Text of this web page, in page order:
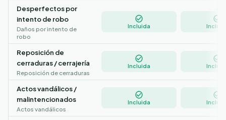
Desperfectos por
intento de robo
Daños por intento de
robo
Incluida
Reposición de
cerraduras / cerrajería
Reposición de cerraduras
Incluida
Actos vandálicos /
malintencionados
Actos vandálicos
Incluida